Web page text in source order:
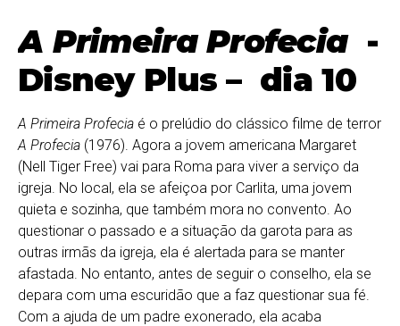
A Primeira Profecia-
Disney Plus – dia 10
A Primeira Profecia é o prelúdio do clássico filme de terror
A Profecia (1976). Agora a jovem americana Margaret
(Nell Tiger Free) vai para Roma para viver a serviço da
igreja. No local, ela se afeiçoa por Carlita, uma jovem
quieta e sozinha, que também mora no convento. Ao
questionar o passado e a situação da garota para as
outras irmãs da igreja, ela é alertada para se manter
afastada. No entanto, antes de seguir o conselho, ela se
depara com uma escuridão que a faz questionar sua fé.
Com a ajuda de um padre exonerado, ela acaba